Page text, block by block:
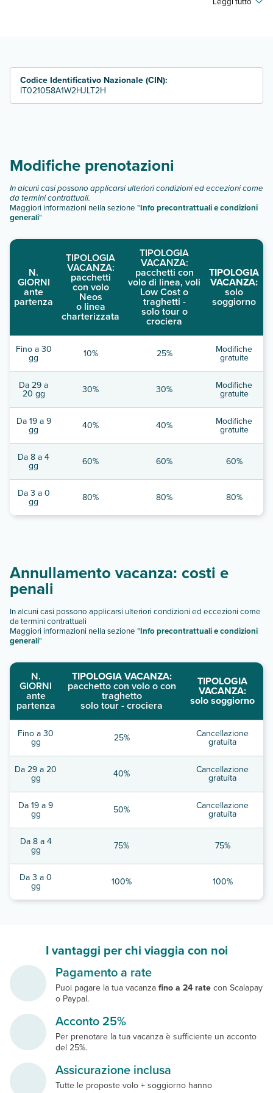
Codice Identificativo Nazionale (CIN):
IT021058A1W2HJLT2H
Modifiche prenotazioni
In alcuni casi possono applicarsi ulteriori condizioni ed eccezioni come
da termini contrattuali.
Maggiori informazioni nella sezione "Info precontrattuali e condizioni
generali"
N.
GIORNI
ante
partenza
TIPOLOGIA
VACANZA:
pacchetti
con volo
Neos
o linea
charterizzata
TIPOLOGIA
VACANZA:
pacchetti con
volo di linea, voli
Low Cost o
traghetti -
solo tour o
crociera
TIPOLOGIA
VACANZA:
solo
soggiorno
Fino a 30
gg 10% 25% Modifiche
gratuite
Da 29 a
20 gg 30% 30% Modifiche
gratuite
Da 19 a 9
gg 40% 40% Modifiche
gratuite
Da 8 a 4
gg 60% 60% 60%
Da 3 a 0
gg 80% 80% 80%
Annullamento vacanza: costi e
penali
In alcuni casi possono applicarsi ulteriori condizioni ed eccezioni come
da termini contrattuali
Maggiori informazioni nella sezione "Info precontrattuali e condizioni
generali"
N.
GIORNI
ante
partenza
TIPOLOGIA VACANZA:
pacchetto con volo o con
traghetto
solo tour - crociera
TIPOLOGIA
VACANZA:
solo soggiorno
Fino a 30
gg 25% Cancellazione
gratuita
Da 29 a 20
gg 40% Cancellazione
gratuita
Da 19 a 9
gg 50% Cancellazione
gratuita
Da 8 a 4
gg 75% 75%
Da 3 a 0
gg 100% 100%
I vantaggi per chi viaggia con noi
Pagamento a rate
Puoi pagare la tua vacanzafino a 24 ratecon Scalapay
o Paypal.
Acconto 25%
Per prenotare la tua vacanza è sufficiente un acconto
del 25%.
Assicurazione inclusa
Tutte le proposte volo + soggiorno hanno